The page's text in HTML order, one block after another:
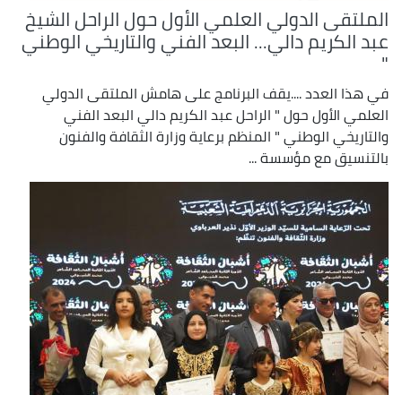
الملتقى الدولي العلمي الأول حول الراحل الشيخ
عبد الكريم دالي... البعد الفني والتاريخي الوطني
"
في هذا العدد ....يقف البرنامج على هامش الملتقى الدولي
العلمي الأول حول " الراحل عبد الكريم دالي البعد الفني
والتاريخي الوطني " المنظم برعاية وزارة الثقافة والفنون
بالتنسيق مع مؤسسة ...